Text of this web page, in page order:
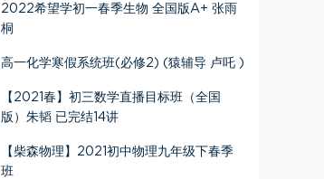
2022希望学初一春季生物 全国版A+ 张雨
桐
高一化学寒假系统班(必修2) (猿辅导 卢吒 )
【2021春】初三数学直播目标班（全国
版）朱韬 已完结14讲
【柴森物理】2021初中物理九年级下春季
班